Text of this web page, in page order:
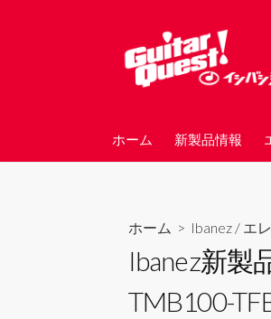
ホーム 新製品情報
ホーム > Ibanez / エ
Ibanez新製
TMB100-